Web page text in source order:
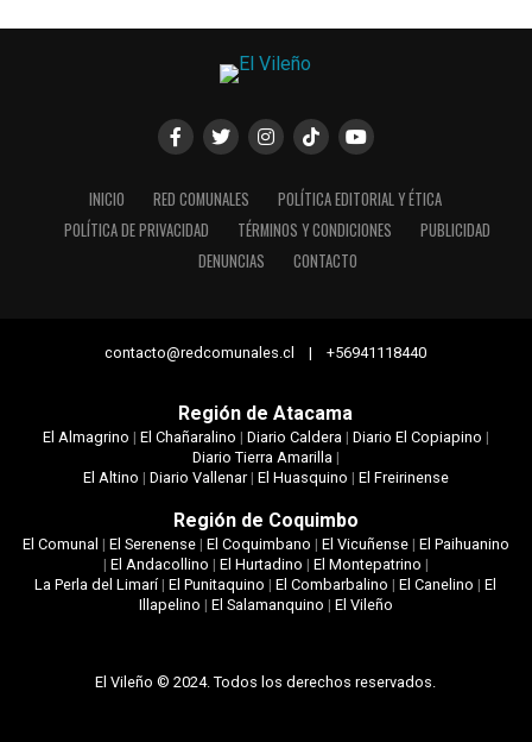
INICIO RED COMUNALES
POLÍTICA EDITORIAL Y ÉTICA
POLÍTICA DE PRIVACIDAD
TÉRMINOS Y CONDICIONES
PUBLICIDAD
DENUNCIAS
CONTACTO
contacto@redcomunales.cl | +56941118440
Región de Atacama
El Almagrino | El Chañaralino | Diario Caldera| Diario El Copiapino |
Diario Tierra Amarilla|
El Altino | Diario Vallenar| El Huasquino | El Freirinense
Región de Coquimbo
El Comunal | El Serenense| El Coquimbano | El Vicuñense| El Paihuanino
| El Andacollino | El Hurtadino | El Montepatrino |
La Perla del Limarí|El Punitaquino |El Combarbalino |El Canelino |El
Illapelino | El Salamanquino | El Vileño
El Vileño © 2024. Todos los derechos reservados.